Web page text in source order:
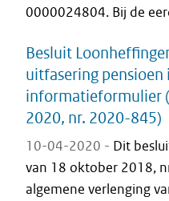
0000024804. Bij de
Besluit
uitfasering pensioen
informatieformulier
2020, nr. 2020-845)
10-04-2020 - Dit
van 18 oktober 2018,
algemene verlenging